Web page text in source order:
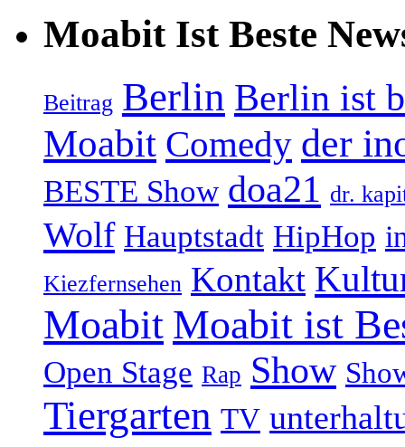
Moabit Ist Beste
Beitrag Berlin Berlin ist
Moabit Comedy der
BESTE Show doa21 dr.
Wolf Hauptstadt HipHop
Kiezfernsehen Kontakt
Moabit Moabit ist
Open Stage Rap Show
Tiergarten TV